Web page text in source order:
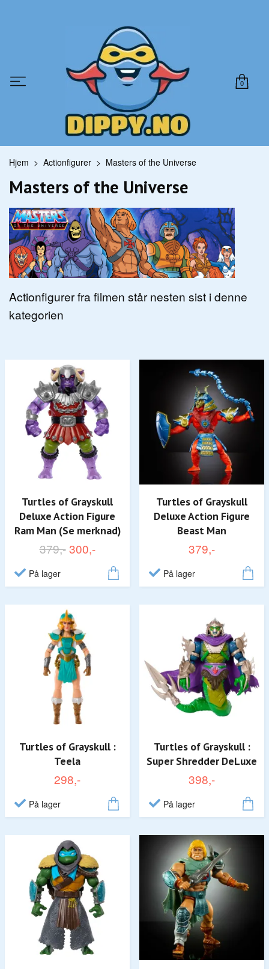
0
Hjem Actionfigurer Masters of the Universe
Masters of the Universe
Actionfigurer fra filmen står nesten sist i denne
kategorien
Turtles of Grayskull
Deluxe Action Figure
Ram Man (Se merknad)
379,- 300,-
På lager
Turtles of Grayskull
Deluxe Action Figure
Beast Man
379,-
På lager
Turtles of Grayskull :
Teela
298,-
På lager
Turtles of Grayskull :
Super Shredder DeLuxe
398,-
På lager